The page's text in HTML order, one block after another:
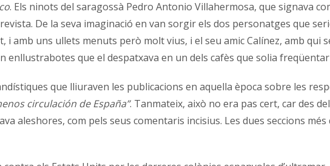
. Els ninots del saragossà Pedro Antonio Villahermosa, que signava
De la seva imaginació en van sorgir els dos personatges que
i amb uns ullets menuts però molt vius, i el seu amic Calínez, amb qui
enllustrabotes que el despatxava en un dels cafès que solia
que lliuraven les publicacions en aquella època sobre les
circulación de España”. Tanmateix, això no era pas cert, car des
aleshores, com pels seus comentaris incisius. Les dues seccions